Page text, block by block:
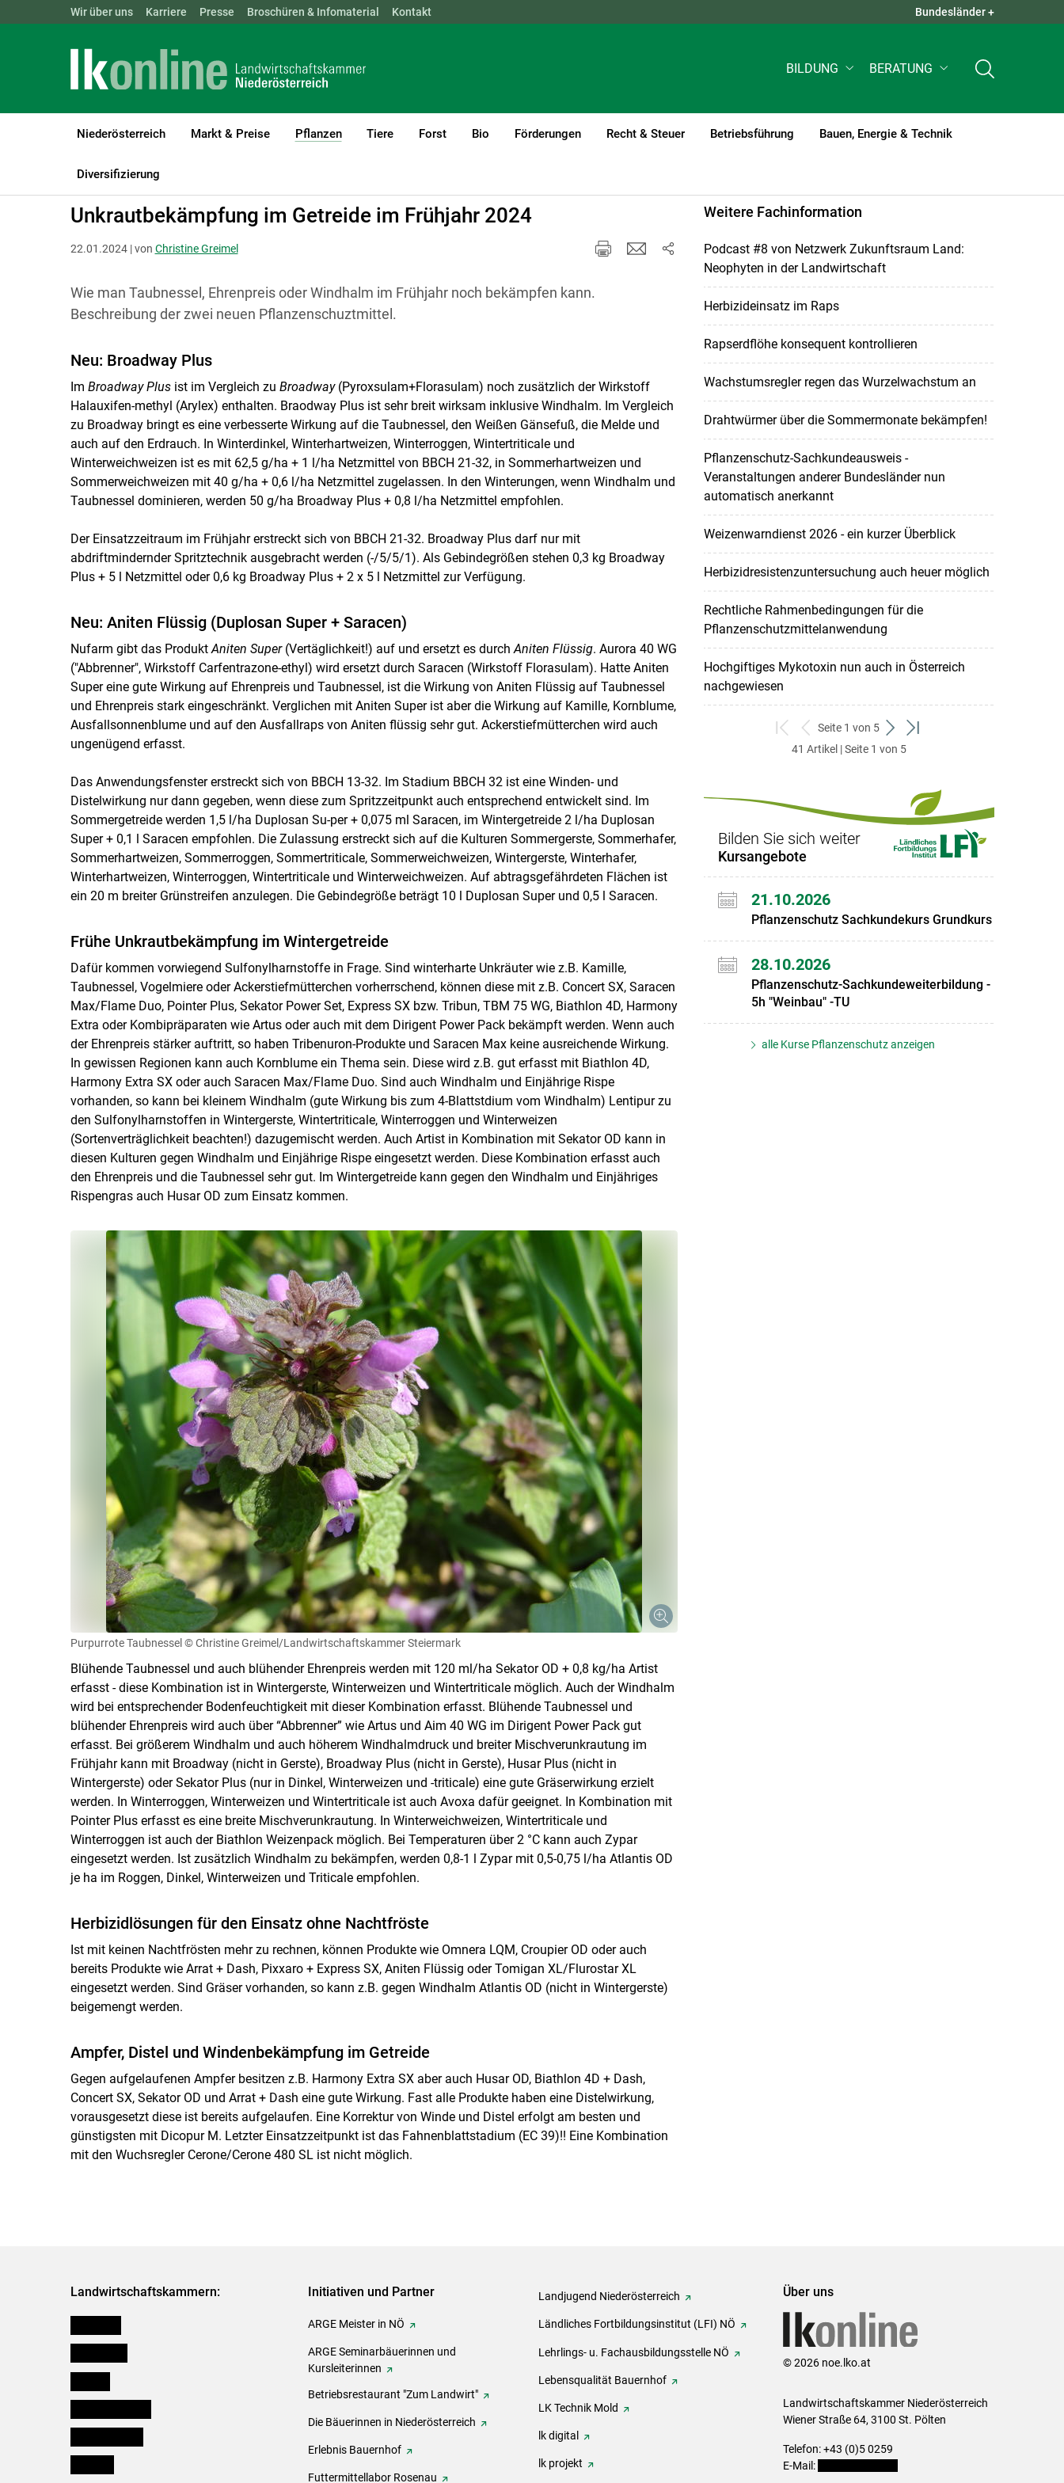
Skip to main content
Landwirtschaftskammern: ÖSTERREICH BGLD KTN NÖ OÖ SBG QUICK LINKS +
Wir über uns Karriere Presse Broschüren & Infomaterial Kontakt Bundesländer +
BILDUNG BERATUNG
Niederösterreich Markt & Preise Pflanzen
(current)1
Tiere Forst Bio Förderungen Recht & Steuer Betriebsführung Bauen, Energie & Technik
Diversifizierung
LK Niederösterreich
Unkrautbekämpfung im Getreide im Frühjahr 2024
22.01.2024 | von Christine Greimel
Wie man Taubnessel, Ehrenpreis oder Windhalm im Frühjahr noch bekämpfen kann.
Beschreibung der zwei neuen Pflanzenschuztmittel.
Neu: Broadway Plus
Im Broadway Plusist im Vergleich zu Broadway(Pyroxsulam+Florasulam) noch zusätzlich der Wirkstoff
Halauxifen-methyl (Arylex) enthalten. Braodway Plus ist sehr breit wirksam inklusive Windhalm. Im Vergleich
zu Broadway bringt es eine verbesserte Wirkung auf die Taubnessel, den Weißen Gänsefuß, die Melde und
auch auf den Erdrauch. In Winterdinkel, Winterhartweizen, Winterroggen, Wintertriticale und
Winterweichweizen ist es mit 62,5 g/ha + 1 l/ha Netzmittel von BBCH 21-32, in Sommerhartweizen und
Sommerweichweizen mit 40 g/ha + 0,6 l/ha Netzmittel zugelassen. In den Winterungen, wenn Windhalm und
Taubnessel dominieren, werden 50 g/ha Broadway Plus + 0,8 l/ha Netzmittel empfohlen.
Der Einsatzzeitraum im Frühjahr erstreckt sich von BBCH 21-32. Broadway Plus darf nur mit
abdriftmindernder Spritztechnik ausgebracht werden (-/5/5/1). Als Gebindegrößen stehen 0,3 kg Broadway
Plus + 5 l Netzmittel oder 0,6 kg Broadway Plus + 2 x 5 l Netzmittel zur Verfügung.
Neu: Aniten Flüssig (Duplosan Super + Saracen)
Nufarm gibt das Produkt Aniten Super(Vertäglichkeit!) auf und ersetzt es durch Aniten Flüssig. Aurora 40 WG
("Abbrenner", Wirkstoff Carfentrazone-ethyl) wird ersetzt durch Saracen (Wirkstoff Florasulam). Hatte Aniten
Super eine gute Wirkung auf Ehrenpreis und Taubnessel, ist die Wirkung von Aniten Flüssig auf Taubnessel
und Ehrenpreis stark eingeschränkt. Verglichen mit Aniten Super ist aber die Wirkung auf Kamille, Kornblume,
Ausfallsonnenblume und auf den Ausfallraps von Aniten flüssig sehr gut. Ackerstiefmütterchen wird auch
ungenügend erfasst.
Das Anwendungsfenster erstreckt sich von BBCH 13-32. Im Stadium BBCH 32 ist eine Winden- und
Distelwirkung nur dann gegeben, wenn diese zum Spritzzeitpunkt auch entsprechend entwickelt sind. Im
Sommergetreide werden 1,5 l/ha Duplosan Su-per + 0,075 ml Saracen, im Wintergetreide 2 l/ha Duplosan
Super + 0,1 l Saracen empfohlen. Die Zulassung erstreckt sich auf die Kulturen Sommergerste, Sommerhafer,
Sommerhartweizen, Sommerroggen, Sommertriticale, Sommerweichweizen, Wintergerste, Winterhafer,
Winterhartweizen, Winterroggen, Wintertriticale und Winterweichweizen. Auf abtragsgefährdeten Flächen ist
ein 20 m breiter Grünstreifen anzulegen. Die Gebindegröße beträgt 10 l Duplosan Super und 0,5 l Saracen.
Frühe Unkrautbekämpfung im Wintergetreide
Dafür kommen vorwiegend Sulfonylharnstoffe in Frage. Sind winterharte Unkräuter wie z.B. Kamille,
Taubnessel, Vogelmiere oder Ackerstiefmütterchen vorherrschend, können diese mit z.B. Concert SX, Saracen
Max/Flame Duo, Pointer Plus, Sekator Power Set, Express SX bzw. Tribun, TBM 75 WG, Biathlon 4D, Harmony
Extra oder Kombipräparaten wie Artus oder auch mit dem Dirigent Power Pack bekämpft werden. Wenn auch
der Ehrenpreis stärker auftritt, so haben Tribenuron-Produkte und Saracen Max keine ausreichende Wirkung.
In gewissen Regionen kann auch Kornblume ein Thema sein. Diese wird z.B. gut erfasst mit Biathlon 4D,
Harmony Extra SX oder auch Saracen Max/Flame Duo. Sind auch Windhalm und Einjährige Rispe
vorhanden, so kann bei kleinem Windhalm (gute Wirkung bis zum 4-Blattstdium vom Windhalm) Lentipur zu
den Sulfonylharnstoffen in Wintergerste, Wintertriticale, Winterroggen und Winterweizen
(Sortenverträglichkeit beachten!) dazugemischt werden. Auch Artist in Kombination mit Sekator OD kann in
diesen Kulturen gegen Windhalm und Einjährige Rispe eingesetzt werden. Diese Kombination erfasst auch
den Ehrenpreis und die Taubnessel sehr gut. Im Wintergetreide kann gegen den Windhalm und Einjähriges
Rispengras auch Husar OD zum Einsatz kommen.
Purpurrote Taubnessel © Christine Greimel/Landwirtschaftskammer Steiermark
Blühende Taubnessel und auch blühender Ehrenpreis werden mit 120 ml/ha Sekator OD + 0,8 kg/ha Artist
erfasst - diese Kombination ist in Wintergerste, Winterweizen und Wintertriticale möglich. Auch der Windhalm
wird bei entsprechender Bodenfeuchtigkeit mit dieser Kombination erfasst. Blühende Taubnessel und
blühender Ehrenpreis wird auch über “Abbrenner” wie Artus und Aim 40 WG im Dirigent Power Pack gut
erfasst. Bei größerem Windhalm und auch höherem Windhalmdruck und breiter Mischverunkrautung im
Frühjahr kann mit Broadway (nicht in Gerste), Broadway Plus (nicht in Gerste), Husar Plus (nicht in
Wintergerste) oder Sekator Plus (nur in Dinkel, Winterweizen und -triticale) eine gute Gräserwirkung erzielt
werden. In Winterroggen, Winterweizen und Wintertriticale ist auch Avoxa dafür geeignet. In Kombination mit
Pointer Plus erfasst es eine breite Mischverunkrautung. In Winterweichweizen, Wintertriticale und
Winterroggen ist auch der Biathlon Weizenpack möglich. Bei Temperaturen über 2 °C kann auch Zypar
eingesetzt werden. Ist zusätzlich Windhalm zu bekämpfen, werden 0,8-1 l Zypar mit 0,5-0,75 l/ha Atlantis OD
je ha im Roggen, Dinkel, Winterweizen und Triticale empfohlen.
Herbizidlösungen für den Einsatz ohne Nachtfröste
Ist mit keinen Nachtfrösten mehr zu rechnen, können Produkte wie Omnera LQM, Croupier OD oder auch
bereits Produkte wie Arrat + Dash, Pixxaro + Express SX, Aniten Flüssig oder Tomigan XL/Flurostar XL
eingesetzt werden. Sind Gräser vorhanden, so kann z.B. gegen Windhalm Atlantis OD (nicht in Wintergerste)
beigemengt werden.
Ampfer, Distel und Windenbekämpfung im Getreide
Gegen aufgelaufenen Ampfer besitzen z.B. Harmony Extra SX aber auch Husar OD, Biathlon 4D + Dash,
Concert SX, Sekator OD und Arrat + Dash eine gute Wirkung. Fast alle Produkte haben eine Distelwirkung,
vorausgesetzt diese ist bereits aufgelaufen. Eine Korrektur von Winde und Distel erfolgt am besten und
günstigsten mit Dicopur M. Letzter Einsatzzeitpunkt ist das Fahnenblattstadium (EC 39)!! Eine Kombination
mit den Wuchsregler Cerone/Cerone 480 SL ist nicht möglich.
Weitere Fachinformation
Podcast #8 von Netzwerk Zukunftsraum Land:
Neophyten in der Landwirtschaft
Herbizideinsatz im Raps
Rapserdflöhe konsequent kontrollieren
Wachstumsregler regen das Wurzelwachstum an
Drahtwürmer über die Sommermonate bekämpfen!
Pflanzenschutz-Sachkundeausweis -
Veranstaltungen anderer Bundesländer nun
automatisch anerkannt
Weizenwarndienst 2026 - ein kurzer Überblick
Herbizidresistenzuntersuchung auch heuer möglich
Rechtliche Rahmenbedingungen für die
Pflanzenschutzmittelanwendung
Hochgiftiges Mykotoxin nun auch in Österreich
nachgewiesen
zum
ersten
zurück
zum
Seite 1 von 5
weiter
zum
zum
41 Artikel | Seite 1 von 5
Bilden Sie sich weiter
Kursangebote
21.10.2026
Pflanzenschutz Sachkundekurs Grundkurs
28.10.2026
Pflanzenschutz-Sachkundeweiterbildung -
5h "Weinbau" -TU
alle Kurse Pflanzenschutz anzeigen
Landwirtschaftskammern: Initiativen und Partner
ARGE Meister in NÖ
ARGE Seminarbäuerinnen und
Kursleiterinnen
Betriebsrestaurant "Zum Landwirt"
Die Bäuerinnen in Niederösterreich
Erlebnis Bauernhof
Futtermittellabor Rosenau
Landjugend Niederösterreich
Ländliches Fortbildungsinstitut (LFI) NÖ
Lehrlings- u. Fachausbildungsstelle NÖ
Lebensqualität Bauernhof
LK Technik Mold
lk digital
lk projekt
Über uns
© 2026 noe.lko.at
Landwirtschaftskammer Niederösterreich
Wiener Straße 64, 3100 St. Pölten
Telefon: +43 (0)5 0259
E-Mail: